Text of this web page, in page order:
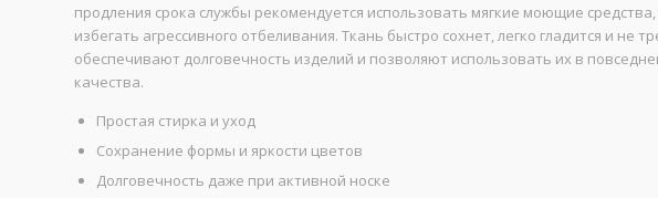
продления срока службы рекомендуется использовать мягкие моющие
избегать агрессивного отбеливания. Ткань быстро сохнет, легко гладится и не
обеспечивают долговечность изделий и позволяют использовать их в
качества.
Простая стирка и уход
Сохранение формы и яркости цветов
Долговечность даже при активной носке